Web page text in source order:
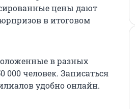
цены дают
в итоговом
в разных
000человек. Записаться
удобно онлайн.